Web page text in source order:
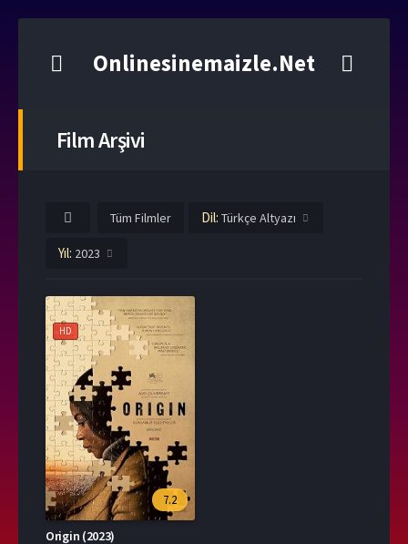
Onlinesinemaizle.Net
Film Arşivi
Tüm Filmler Dil: Türkçe Altyazı
Yıl: 2023
HD
7.2
Origin (2023)